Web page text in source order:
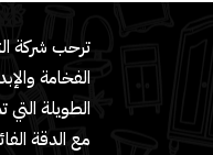
ترحب شركة
الفخامة
مع الدقة